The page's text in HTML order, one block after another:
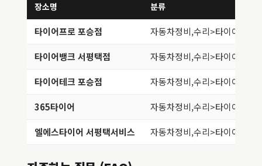
장소명 분류
타이어프로 포승점 자동차정비,수리>타이어,휠
타이어뱅크 서평택점 자동차정비,수리>타이어,휠
타이어테크 포승점 자동차정비,수리>타이어,휠
365타이어 자동차정비,수리>타이어,휠
엘에스타이어 서평택서비스 자동차정비,수리>타이어,휠